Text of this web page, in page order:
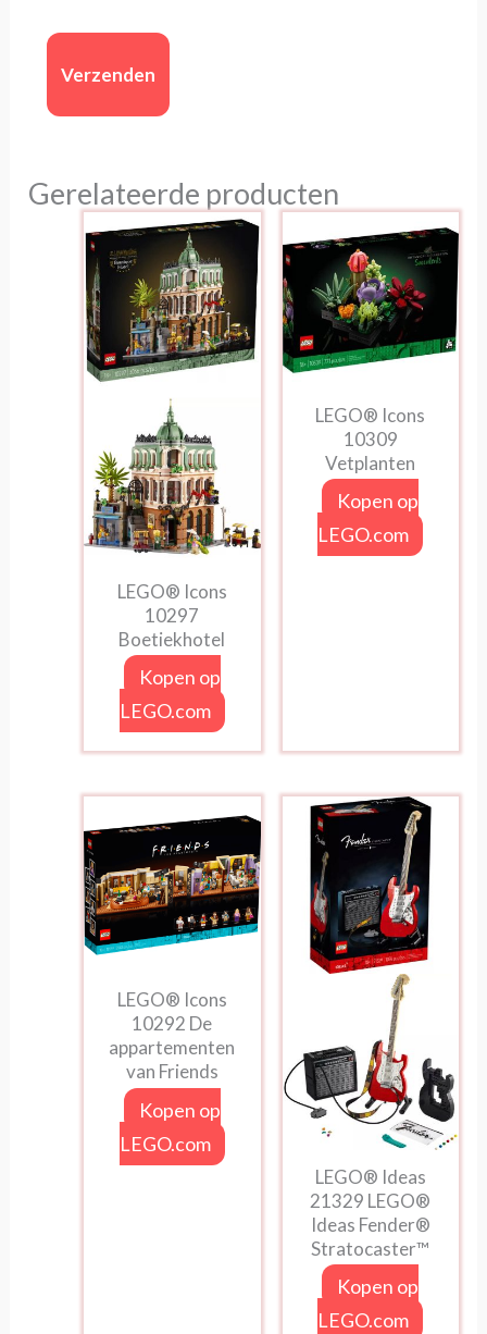
Gerelateerde producten
LEGO® Icons
10297
Boetiekhotel
Kopen op
LEGO.com
LEGO® Icons
10309
Vetplanten
Kopen op
LEGO.com
LEGO® Icons
10292 De
appartementen
van Friends
Kopen op
LEGO.com
LEGO® Ideas
21329 LEGO®
Ideas Fender®
Stratocaster™
Kopen op
LEGO.com